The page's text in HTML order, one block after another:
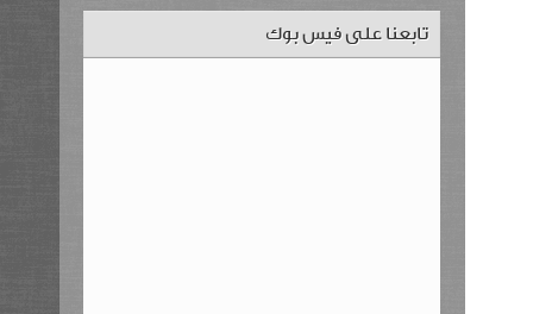
تابعنا على فيس بوك